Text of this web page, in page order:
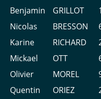
Benjamin
GRILLOT
Nicolas
BRESSON
Karine
RICHARD
Mickael
OTT
Olivier
MOREL
Quentin
ORIEZ